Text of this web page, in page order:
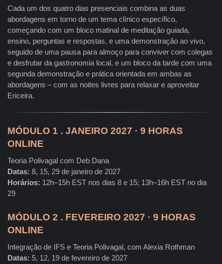
Cada um dos quatro dias presenciais combina as duas
abordagens em torno de um tema clínico específico,
começando com um bloco matinal de meditação guiada,
ensino, perguntas e respostas, e uma demonstração ao vivo,
seguido de uma pausa para almoço para conviver com colegas
e desfrutar da gastronomia local, e um bloco da tarde com uma
segunda demonstração e prática orientada em ambas as
abordagens – com as noites livres para relaxar e aproveitar
Ericeira.
MÓDULO 1 . JANEIRO 2027 · 9 HORAS
ONLINE
Teoria Polivagal com Deb Dana
Datas: 8, 15, 29 de janeiro de 2027
Horários: 12h–15h EST nos dias 8 e 15; 13h–16h EST no dia
29
MÓDULO 2 . FEVEREIRO 2027 · 9 HORAS
ONLINE
Integração de IFS e Teoria Polivagal, com Alexia Rothman
Datas: 5, 12, 19 de fevereiro de 2027